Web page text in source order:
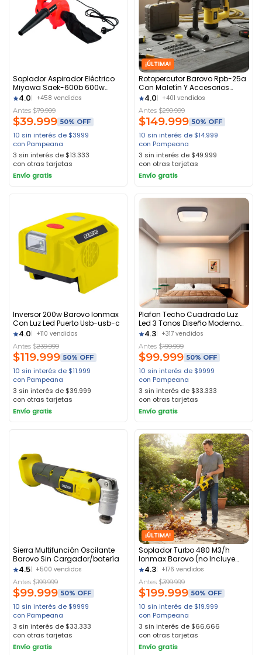
Soplador Aspirador Eléctrico
Miyawa Saek-600b 600w
Naranja
4.0 +458 vendidos
Antes $79.999
$39.999 50% OFF
10 sin interés de $3999
con Pampeana
3 sin interés de $13.333
con otras tarjetas
Envío gratis
¡ÚLTIMA!
Rotopercutor Barovo Rpb-25a
Con Maletín Y Accesorios
1050w Amarillo
4.0 +401 vendidos
Antes $299.999
$149.999 50% OFF
10 sin interés de $14.999
con Pampeana
3 sin interés de $49.999
con otras tarjetas
Envío gratis
Inversor 200w Barovo Ionmax
Con Luz Led Puerto Usb-usb-c
4.0 +110 vendidos
Antes $239.999
$119.999 50% OFF
10 sin interés de $11.999
con Pampeana
3 sin interés de $39.999
con otras tarjetas
Envío gratis
Plafon Techo Cuadrado Luz
Led 3 Tonos Diseño Moderno
40w Negro
4.3 +317 vendidos
Antes $199.999
$99.999 50% OFF
10 sin interés de $9999
con Pampeana
3 sin interés de $33.333
con otras tarjetas
Envío gratis
Sierra Multifunción Oscilante
Barovo Sin Cargador/batería
4.5 +500 vendidos
Antes $199.999
$99.999 50% OFF
10 sin interés de $9999
con Pampeana
3 sin interés de $33.333
con otras tarjetas
Envío gratis
¡ÚLTIMA!
Soplador Turbo 480 M3/h
Ionmax Barovo (no Incluye
Batería) Color Amarillo
4.3 +176 vendidos
Antes $399.999
$199.999 50% OFF
10 sin interés de $19.999
con Pampeana
3 sin interés de $66.666
con otras tarjetas
Envío gratis